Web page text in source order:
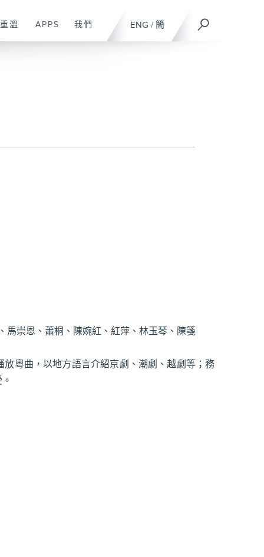
ENG / 簡
重溫 APPS 我們
馬崇恩、蕭桐、陳婉紅、紅萍、林玉琴、陳箋
粵曲，以地方語言介紹京劇、潮劇、越劇等；務